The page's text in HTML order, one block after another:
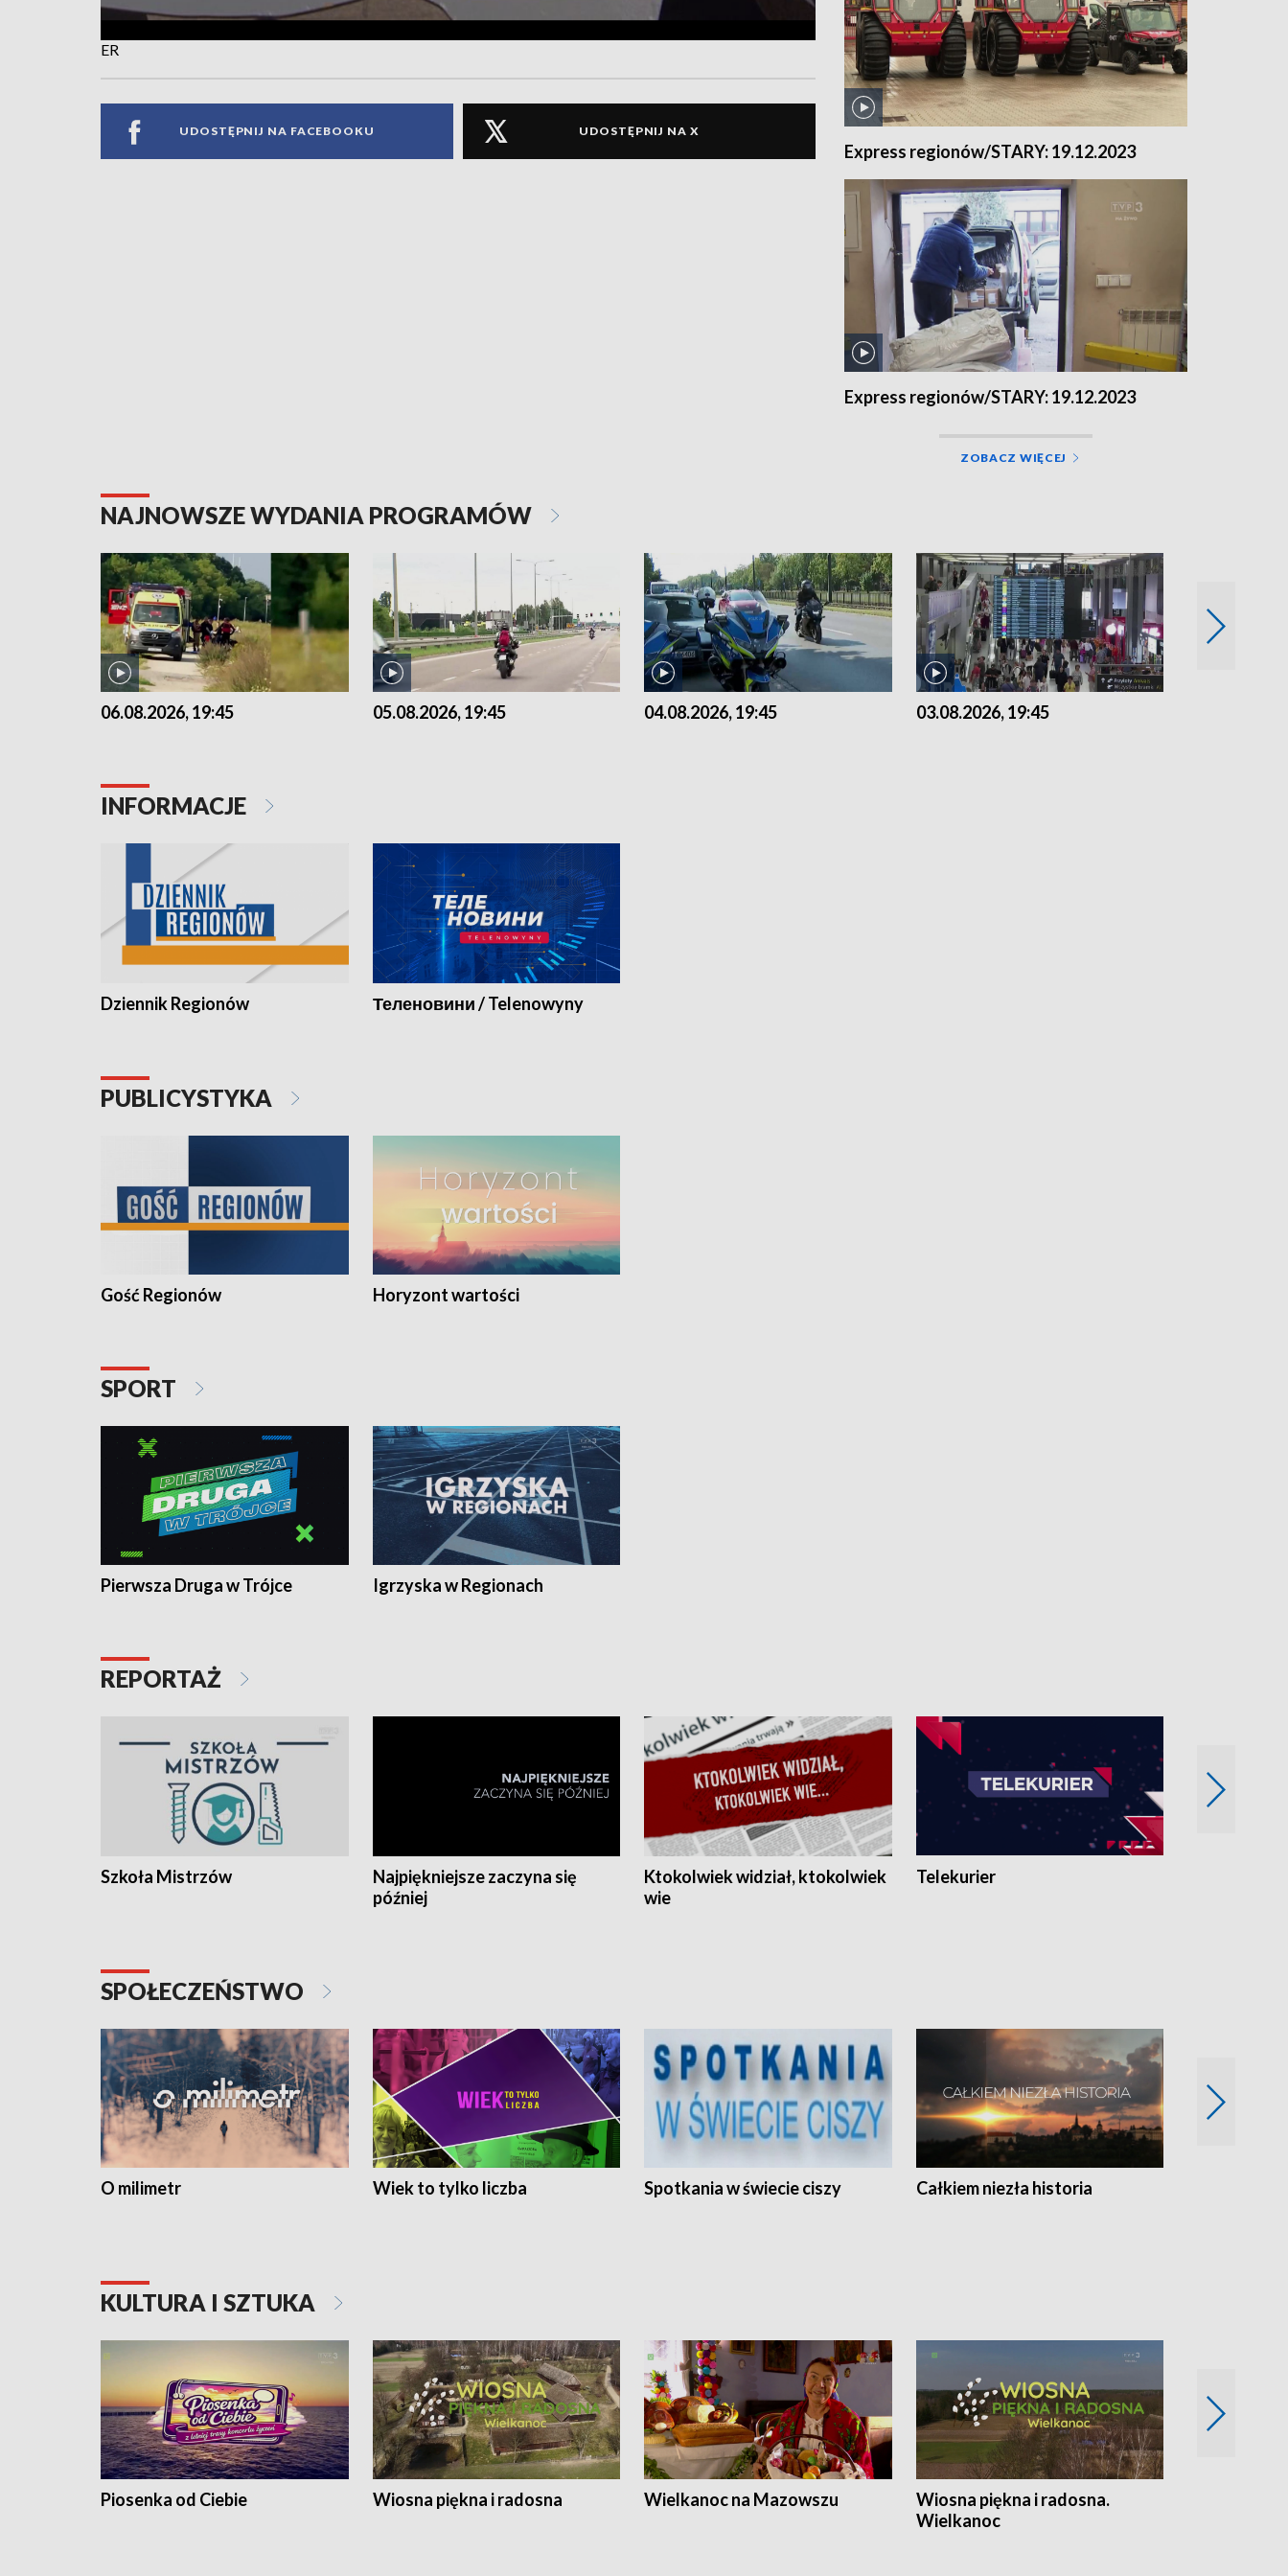
ER
UDOSTĘPNIJ NA FACEBOOKU UDOSTĘPNIJ NA X
Express regionów/STARY: 19.12.2023
Express regionów/STARY: 19.12.2023
ZOBACZ WIĘCEJ
NAJNOWSZE WYDANIA PROGRAMÓW
06.08.2026, 19:45 05.08.2026, 19:45 04.08.2026, 19:45 03.08.2026, 19:45
INFORMACJE
Dziennik Regionów Теленовини / Telenowyny
PUBLICYSTYKA
Gość Regionów Horyzont wartości
SPORT
Pierwsza Druga w Trójce Igrzyska w Regionach
REPORTAŻ
Szkoła Mistrzów
Najpiękniejsze zaczyna się
później
Ktokolwiek widział, ktokolwiek
wie
Telekurier
SPOŁECZEŃSTWO
O milimetr Wiek to tylko liczba Spotkania w świecie ciszy Całkiem niezła historia
KULTURA I SZTUKA
Piosenka od Ciebie Wiosna piękna i radosna Wielkanoc na Mazowszu
Wiosna piękna i radosna.
Wielkanoc